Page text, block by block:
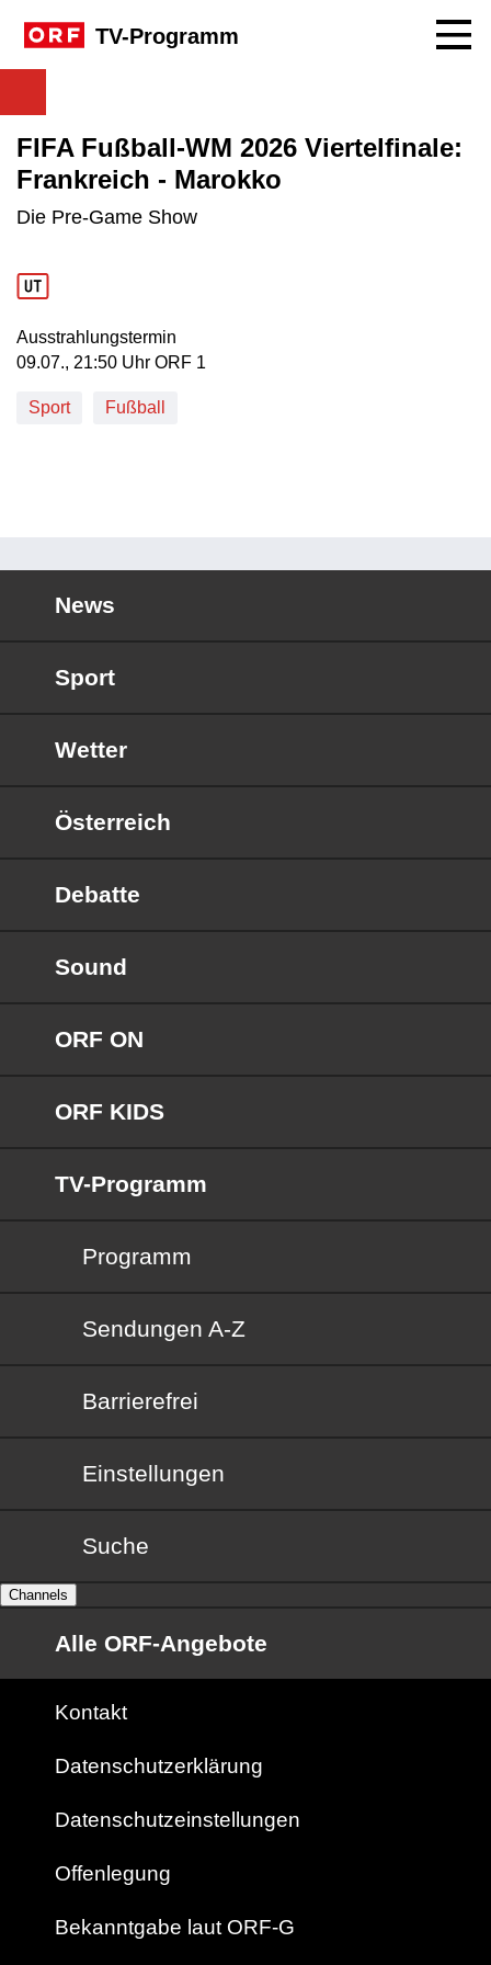
TV-Programm
FIFA Fußball-WM 2026 Viertelfinale:
Frankreich - Marokko
Die Pre-Game Show
Ausstrahlungstermin
09. Juli, 21:50 Uhr in ORF 1
09.07., 21:50 Uhr ORF 1
Sport Fußball
News
Sport
Wetter
Österreich
Debatte
Sound
ORF ON
ORF KIDS
TV-Programm
Programm
Sendungen von A bis Z
Sendungen A-Z
Barrierefrei
Barrierefrei
Einstellungen
Suche
Channels
Alle ORF-Angebote
Kontakt
Datenschutzerklärung
Datenschutzeinstellungen
Offenlegung
Bekanntgabe laut ORF-G